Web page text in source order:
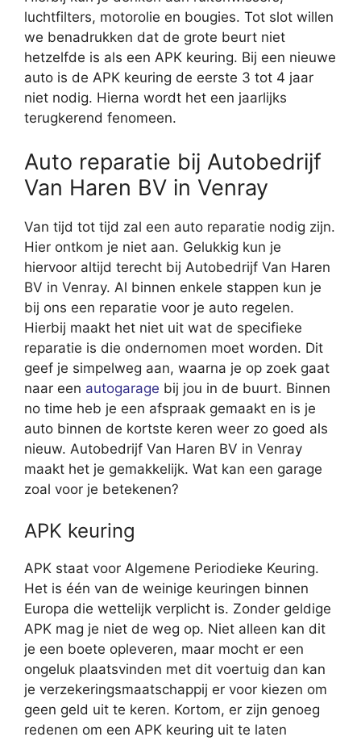
luchtfilters, motorolie en bougies. Tot slot willen
we benadrukken dat de grote beurt niet
hetzelfde is als een APK keuring. Bij een nieuwe
auto is de APK keuring de eerste 3 tot 4 jaar
niet nodig. Hierna wordt het een jaarlijks
terugkerend fenomeen.
Auto reparatie bij Autobedrijf
Van Haren BV in Venray
Van tijd tot tijd zal een auto reparatie nodig zijn.
Hier ontkom je niet aan. Gelukkig kun je
hiervoor altijd terecht bij Autobedrijf Van Haren
BV in Venray. Al binnen enkele stappen kun je
bij ons een reparatie voor je auto regelen.
Hierbij maakt het niet uit wat de specifieke
reparatie is die ondernomen moet worden. Dit
geef je simpelweg aan, waarna je op zoek gaat
naar een autogarage bij jou in de buurt. Binnen
no time heb je een afspraak gemaakt en is je
auto binnen de kortste keren weer zo goed als
nieuw. Autobedrijf Van Haren BV in Venray
maakt het je gemakkelijk. Wat kan een garage
zoal voor je betekenen?
APK keuring
APK staat voor Algemene Periodieke Keuring.
Het is één van de weinige keuringen binnen
Europa die wettelijk verplicht is. Zonder geldige
APK mag je niet de weg op. Niet alleen kan dit
je een boete opleveren, maar mocht er een
ongeluk plaatsvinden met dit voertuig dan kan
je verzekeringsmaatschappij er voor kiezen om
geen geld uit te keren. Kortom, er zijn genoeg
redenen om een APK keuring uit te laten